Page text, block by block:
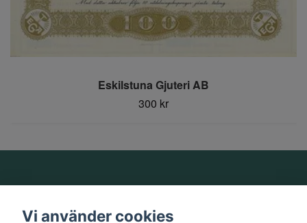
Eskilstuna Gjuteri AB
300 kr
Vi använder cookies